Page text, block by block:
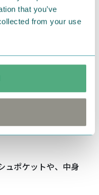
that you’ve
from your use
ュポケットや、中身